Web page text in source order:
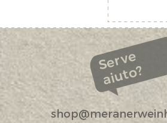
Serve
aiuto?